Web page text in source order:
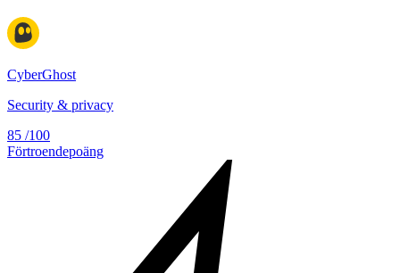
CyberGhost
Security & privacy
85 /100
Förtroendepoäng